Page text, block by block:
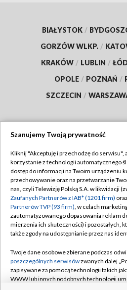
BIAŁYSTOK /
GORZÓW WLKP. /
KRAKÓW / LUBLIN /
OPOLE / POZNAŃ /
SZCZECIN /
TVP
Abonament TVP
Emisja w TVP
Centrum informacji TVP
Naziemna Telewizja Cyfrowa
Rada Programowa
System NOS
Regulamin
Polityka
Moje
Pomoc
Szanujemy Twoją prywatność
Kliknij "Akceptuję i przechodzę do serwisu",
korzystanie z technologii automatycznego
dostęp do informacji na Twoim urządzeniu
przechowywanie oraz na przetwarzanie
nas, czyli Telewizję Polską S.A. w likwidacji
Zaufanych Partnerów z IAB* (1201 firm)
Partnerów TVP (93 firm), w celach
zautomatyzowanego dopasowania reklam
mierzenia ich skuteczności) i pozostałych,
także zgody na udostępnianie przez nas
Twoje dane osobowe zbierane podczas
poszczególnych serwisówzwanych dalej
zapisywane za pomocą technologii takich
WWW lub innych podobnych technologii